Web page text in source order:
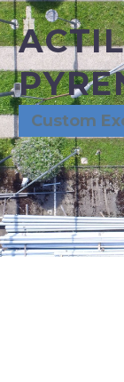
Custom